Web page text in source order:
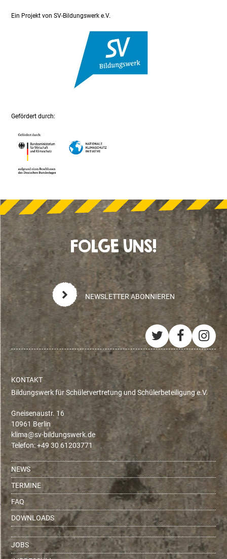
Ein Projekt von SV-Bildungswerk e.V.
Gefördert durch:
FOLGE UNS!
NEWSLETTER ABONNIEREN
Twitter
KONTAKT
Bildungswerk für Schülervertretung und Schülerbeteiligung e.V.
Gneisenaustr. 16
10961 Berlin
ed.krewsgnudlib-vs@amilk
Telefon: +49 30 61203771
NEWS
TERMINE
FAQ
DOWNLOADS
JOBS